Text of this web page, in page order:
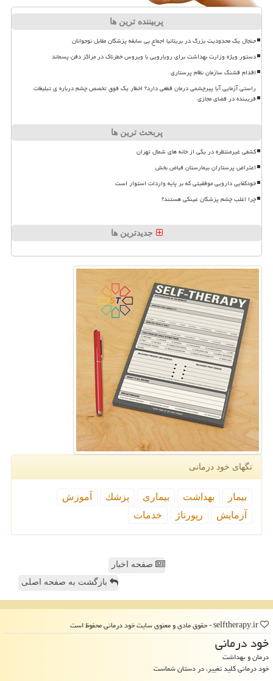
پربیننده ترین ها
جنجال یک محدودیت بزرگ در بریتانیا اجماع بی سابقه پزشکان مقابل نوجوانان
دستور ویژه وزارت بهداشت برای رویارویی با ویروس خطرناک در مراکز دفن پسماند
اقدام قشنگ سازمان نظام پرستاری
راستی آزمایی آیا پیرچشمی درمان قطعی دارد؟ اخطار یک فوق تخصص چشم درباره ی تبلیغات
فریبنده در فضای مجازی
پربحث ترین ها
کشفی غیرمنتظره در یکی از خانه های شمال تهران
اعتراض پرستاران بیمارستان فیاض بخش
خودکفایی دارویی موفقیتی که بر پایه واردات استوار است
چرا اغلب چشم پزشکان عینکی هستند؟
جدیدترین ها
تگهای خود درمانی
بیمار بهداشت بیماری پزشك
آموزش
آزمایش
رپورتاژ خدمات
صفحه اخبار
بازگشت به صفحه اصلی
خود درمانی
درمان و بهداشت
خود درمانی کلید تغییر، در دستان شماست